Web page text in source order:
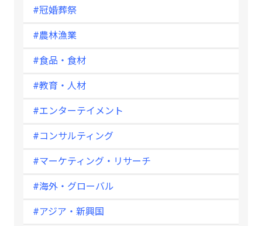
#冠婚葬祭
#農林漁業
#食品・食材
#教育・人材
#エンターテイメント
#コンサルティング
#マーケティング・リサーチ
#海外・グローバル
#アジア・新興国